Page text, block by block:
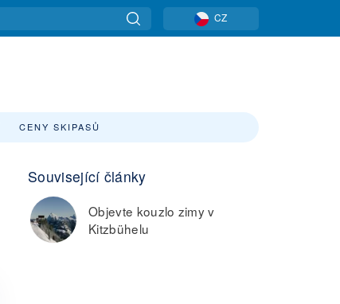
CZ
CENY SKIPASŮ
Související články
Objevte kouzlo zimy v
Kitzbühelu